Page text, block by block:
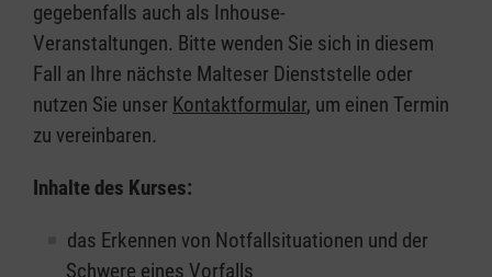
gegebenfalls auch als Inhouse-
Veranstaltungen. Bitte wenden Sie sich in diesem
Fall an Ihre nächste Malteser Dienststelle oder
nutzen Sie unser Kontaktformular, um einen Termin
zu vereinbaren.
Inhalte des Kurses:
das Erkennen von Notfallsituationen und der
Schwere eines Vorfalls